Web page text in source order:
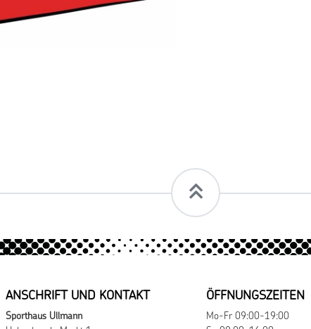
ANSCHRIFT UND KONTAKT
Sporthaus Ullmann
ÖFFNUNGSZEITEN
Mo-Fr 09:00-19:00